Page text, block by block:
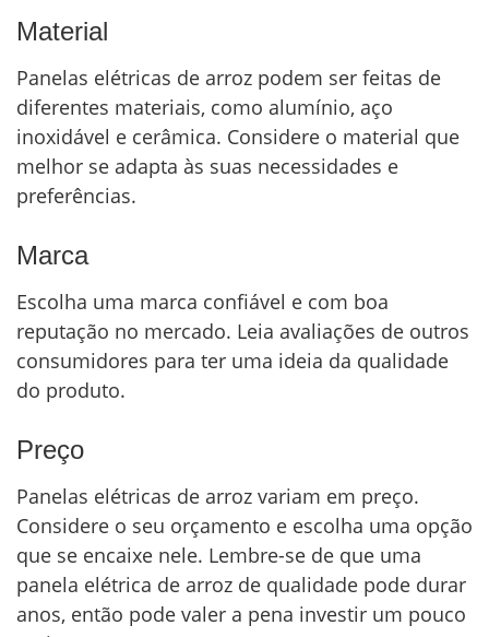
Material
Panelas elétricas de arroz podem ser feitas de
diferentes materiais, como alumínio, aço
inoxidável e cerâmica. Considere o material que
melhor se adapta às suas necessidades e
preferências.
Marca
Escolha uma marca confiável e com boa
reputação no mercado. Leia avaliações de outros
consumidores para ter uma ideia da qualidade
do produto.
Preço
Panelas elétricas de arroz variam em preço.
Considere o seu orçamento e escolha uma opção
que se encaixe nele. Lembre-se de que uma
panela elétrica de arroz de qualidade pode durar
anos, então pode valer a pena investir um pouco